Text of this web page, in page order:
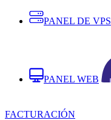
PANEL DE VPS
PANEL WEB
FACTURACIÓN